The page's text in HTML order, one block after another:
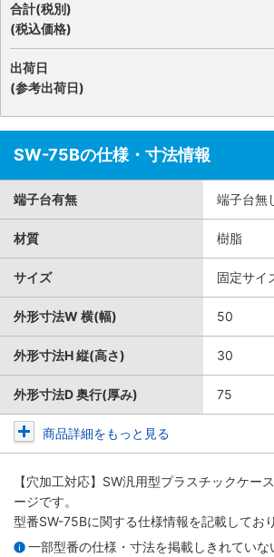
合計(税別)
(税込価格)
出荷日
(参考出荷日)
SW-75Bの仕様・寸法情報
端子台有無 端子台無
材質 樹脂
サイズ 固定サイ
外形寸法W 横(幅) 50
外形寸法H 縦(高さ) 30
外形寸法D 奥行(厚み) 75
商品詳細をもっと見る
【穴加工対応】SW汎用型プラスチックケース
ージです。
型番SW-75Bに関する仕様情報を記載しており
一部型番の仕様・寸法を掲載しきれていな